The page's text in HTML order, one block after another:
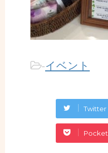
-イベント
Twitter
Pocket